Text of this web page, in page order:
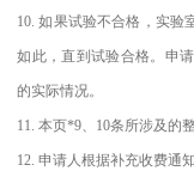
10. 如果试验不合格，实验
如此，直到试验合格。申
的实际情况。
11. 本页*9、10条所涉及的
12. 申请人根据补充收费通